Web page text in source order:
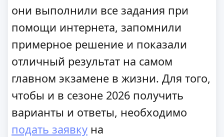
они выполнили все задания при
помощи интернета, запомнили
примерное решение и показали
отличный результат на самом
главном экзамене в жизни. Для того,
чтобы и в сезоне 2026 получить
варианты и ответы, необходимо
подать заявку на